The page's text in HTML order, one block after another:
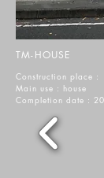
TM-HOUSE
Construction place
Main use : house
Completion date :